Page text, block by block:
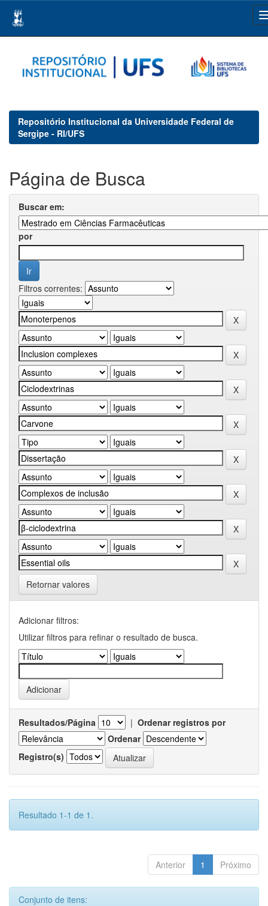
navigation
Repositório Institucional da Universidade Federal de
Sergipe - RI/UFS
Página de Busca
Buscar em:
por
Filtros correntes:
Retornar valores
Adicionar filtros:
Utilizar filtros para refinar o resultado de busca.
Resultados/Página | Ordenar registros por
Ordenar
Registro(s)
Resultado 1-1 de 1.
Anterior 1 Próximo
Conjunto de itens: